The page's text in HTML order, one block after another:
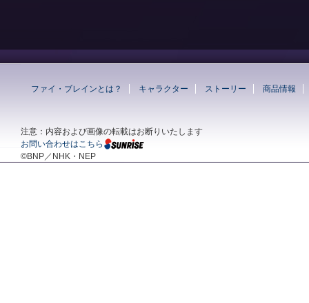
ファイ・ブレインとは？ キャラクター ストーリー 商品情報
注意：内容および画像の転載はお断りいたします
お問い合わせはこちら
©BNP／NHK・NEP